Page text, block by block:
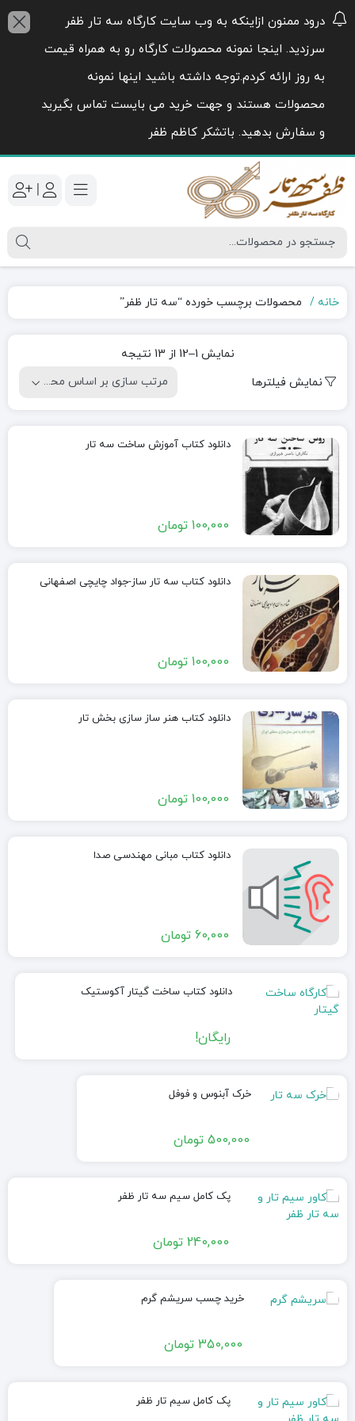
درود ممنون ازاینکه به وب سایت کارگاه سه تار ظفر
سرزدید. اینجا نمونه محصولات کارگاه رو به همراه قیمت
به روز ارائه کردم.توجه داشته باشید اینها نمونه
محصولات هستند و جهت خرید می بایست تماس بگیرید
و سفارش بدهید. باتشکر کاظم ظفر
|
خانه محصولات برچسب خورده “سه تار ظفر”
نمایش 1–12 از 13 نتیجه
popularity
نمایش فیلترها
دانلود کتاب آموزش ساخت سه تار
100,000 تومان
دانلود کتاب سه تار ساز-جواد چایچی اصفهانی
100,000 تومان
دانلود کتاب هنر ساز سازی بخش تار
100,000 تومان
دانلود کتاب مبانی مهندسی صدا
60,000 تومان
دانلود کتاب ساخت گیتار آکوستیک
رایگان!
خرک آبنوس و فوفل
500,000 تومان
پک کامل سیم سه تار ظفر
240,000 تومان
خرید چسب سریشم گرم
350,000 تومان
پک کامل سیم تار ظفر